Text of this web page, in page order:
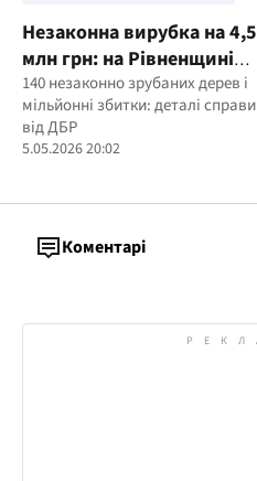
Незаконна вирубка на 4,5
млн грн: на Рівненщині
судитимуть посадовицю
лісництва
140 незаконно зрубаних дерев і
мільйонні збитки: деталі справи
від ДБР
5.05.2026 20:02
Коментарі